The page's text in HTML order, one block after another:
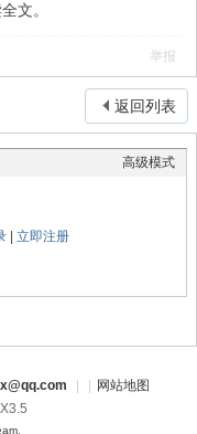
文。
举报
返回列表
高级模式
立即注册
网站地图
X3.5